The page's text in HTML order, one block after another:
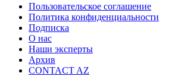
Пользовательское соглашение
Политика конфиденциальности
Подписка
О нас
Наши эксперты
Архив
CONTACT AZ